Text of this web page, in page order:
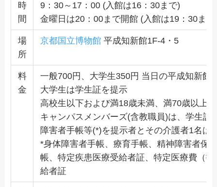
時
間
9：30～17：00 (入館は16：30まで)
金曜日は20：00まで開館 (入館は19：30まで
場
所
京都国立博物館平成知新館1F-4・5
料
金
一般700円、大学生350円 当日の平成知新館
大学生は学生証を提示
高校生以下および満18歳未満、満70歳以上
キャンパスメンバーズ(含教職員)は、学生証
障害者手帳等(*)を提示者とその介護者1名は
*身体障害者手帳、療育手帳、精神障害者保
帳、特定疾患医療受給者証、特定医療費（
給者証